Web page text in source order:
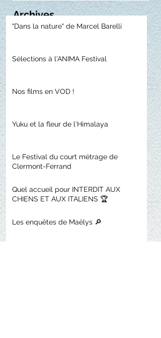
Archives
"Dans la nature" de Marcel Barelli
Sélections à l'ANIMA Festival
Nos films en VOD !
Yuku et la fleur de l'Himalaya
Le Festival du court métrage de
Clermont-Ferrand
Quel accueil pour INTERDIT AUX
CHIENS ET AUX ITALIENS 🏆
Les enquêtes de Maëlys 🔎